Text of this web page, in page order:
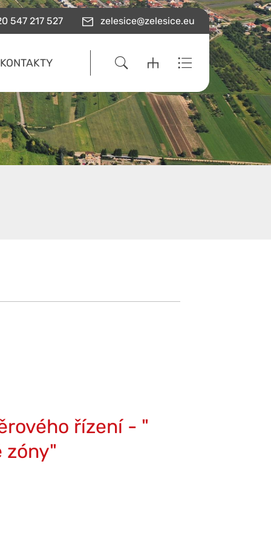
547 217 527 zelesice@zelesice.eu
KONTAKTY
řízení - "
zóny"